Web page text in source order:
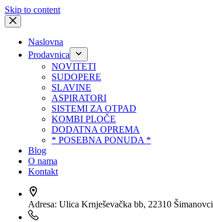
Skip to content
Naslovna
Prodavnica
NOVITETI
SUDOPERE
SLAVINE
ASPIRATORI
SISTEMI ZA OTPAD
KOMBI PLOČE
DODATNA OPREMA
* POSEBNA PONUDA *
Blog
O nama
Kontakt
Adresa: Ulica Krnješevačka bb, 22310 Šimanovci